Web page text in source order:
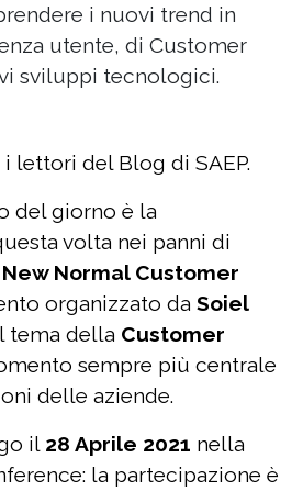
i nuovi trend in
utente, di Customer
sviluppi tecnologici.
lettori del Blog di SAEP.
del giorno è la
volta nei panni di
Normal Customer
organizzato da Soiel
tema della Customer
sempre più centrale
delle aziende.
il 28 Aprile 2021 nella
la partecipazione è